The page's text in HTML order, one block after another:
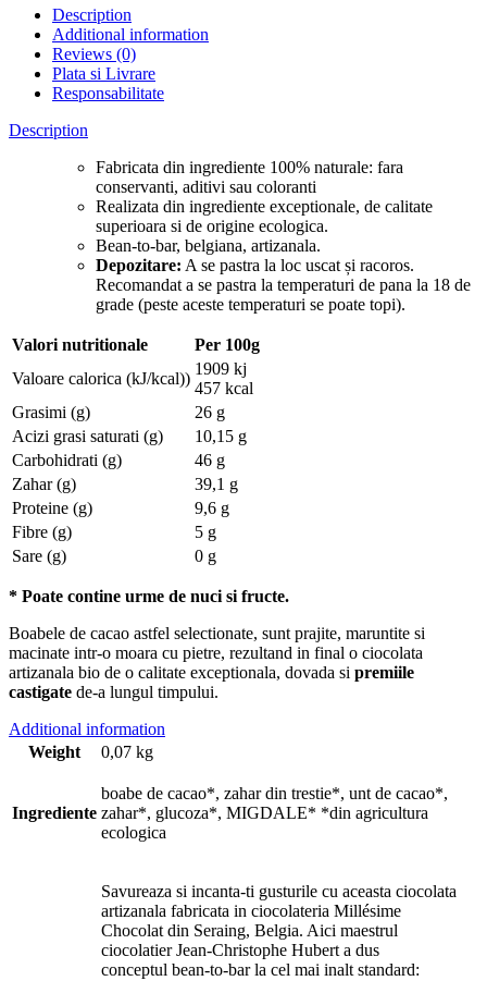
Description
Additional information
Reviews (0)
Plata si Livrare
Responsabilitate
Description
Fabricata din ingrediente 100% naturale: fara
conservanti, aditivi sau coloranti
Realizata din ingrediente exceptionale, de calitate
superioara si de origine ecologica.
Bean-to-bar, belgiana, artizanala.
Depozitare: A se pastra la loc uscat și racoros.
Recomandat a se pastra la temperaturi de pana la 18 de
grade (peste aceste temperaturi se poate topi).
Valori nutritionale
Per 100g
Valoare calorica (kJ/kcal))
1909 kj
457 kcal
Grasimi (g)
26 g
Acizi grasi saturati (g)
10,15 g
Carbohidrati (g)
46 g
Zahar (g)
39,1 g
Proteine (g)
9,6 g
Fibre (g)
5 g
Sare (g)
0 g
* Poate contine urme de nuci si fructe.
Boabele de cacao astfel selectionate, sunt prajite, maruntite si
macinate intr-o moara cu pietre, rezultand in final o ciocolata
artizanala bio de o calitate exceptionala, dovada si premiile
castigate de-a lungul timpului.
Additional information
Weight
0,07 kg
Ingrediente
boabe de cacao*, zahar din trestie*, unt de cacao*,
zahar*, glucoza*, MIGDALE* *din agricultura
ecologica
Savureaza si incanta-ti gusturile cu aceasta ciocolata
artizanala fabricata in ciocolateria Millésime
Chocolat din Seraing, Belgia. Aici maestrul
ciocolatier Jean-Christophe Hubert a dus
conceptul bean-to-bar la cel mai inalt standard: